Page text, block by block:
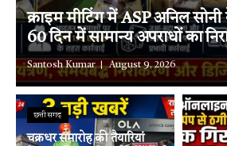
क्राइम मीटिंग में ASP अनिल
60 दिन में सामान्य अपराधों का
Santosh Kumar August 9, 2026
छत्तीसगढ़
चक्रधर समारोह की तैयारियां